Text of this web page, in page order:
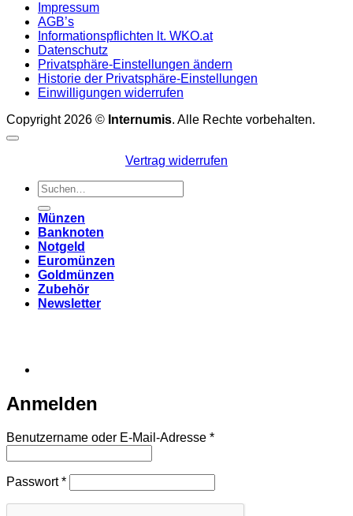
Impressum
AGB’s
Informationspflichten lt. WKO.at
Datenschutz
Privatsphäre-Einstellungen ändern
Historie der Privatsphäre-Einstellungen
Einwilligungen widerrufen
Copyright 2026 © Internumis. Alle Rechte vorbehalten.
Vertrag widerrufen
Suchen
nach:
Münzen
Banknoten
Notgeld
Euromünzen
Goldmünzen
Zubehör
Newsletter
Anmelden
Benutzername oder E-Mail-Adresse *Erforderlich
Passwort*Erforderlich